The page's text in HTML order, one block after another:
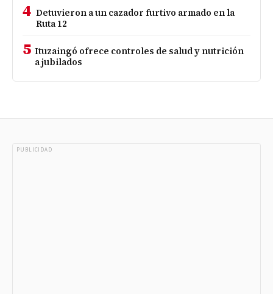
4 Detuvieron a un cazador furtivo armado en la
Ruta 12
5 Ituzaingó ofrece controles de salud y nutrición
a jubilados
PUBLICIDAD